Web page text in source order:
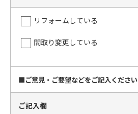
リフォームしている
間取り変更している
■ご意見・ご要望などをご記入ください
ご記入欄